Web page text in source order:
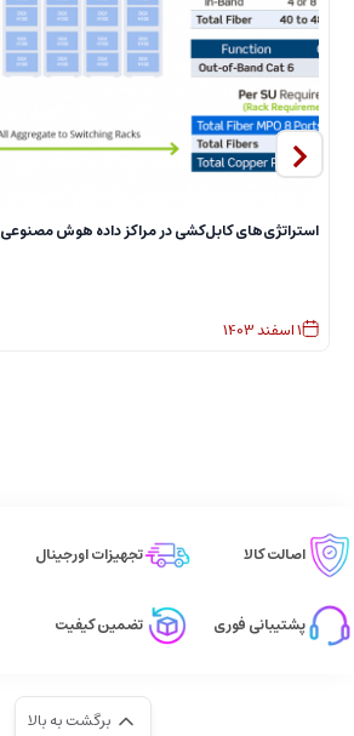
استراتژی‌های کابل‌کشی در مراکز داده هوش مصنوعی
1اسفند1403
اصالت کالا تجهیزات اورجینال
پشتیبانی فوری تضمین کیفیت
برگشت به بالا